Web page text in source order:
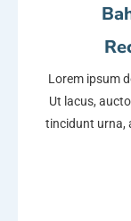
Lorem ipsum
Ut lacus,
tincidunt urna,